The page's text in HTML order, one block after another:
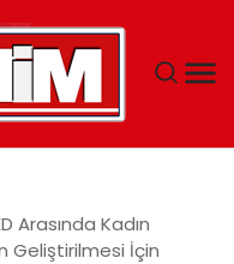
Arasında Kadın
Geliştirilmesi İçin